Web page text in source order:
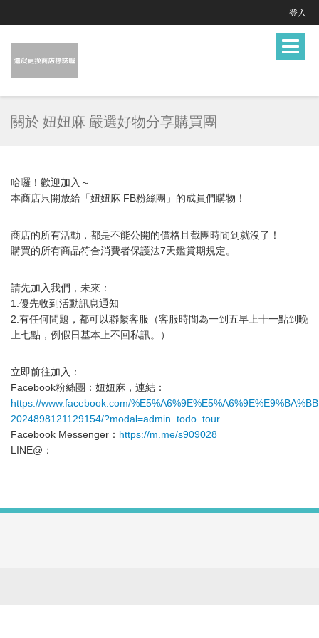
登入
Toggle
關於 妞妞麻 嚴選好物分享購買團
哈囉！歡迎加入～
本商店只開放給「妞妞麻 FB粉絲團」的成員們購物！
商店的所有活動，都是不能公開的價格且截團時間到就沒了！
購買的所有商品符合消費者保護法7天鑑賞期規定。
請先加入我們，未來：
1.優先收到活動訊息通知
2.有任何問題，都可以聯繫客服（客服時間為一到五早上十一點到晚
上七點，例假日基本上不回私訊。）
立即前往加入：
Facebook粉絲團：妞妞麻，連結：
https://www.facebook.com/
2024898121129154/?modal=admin_todo_tour
Facebook Messenger： https://m.me/s909028
LINE@：